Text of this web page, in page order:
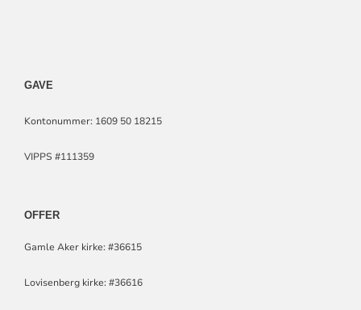
GAVE
Kontonummer: 1609 50 18215
VIPPS #111359
OFFER
Gamle Aker kirke: #36615
Lovisenberg kirke: #36616